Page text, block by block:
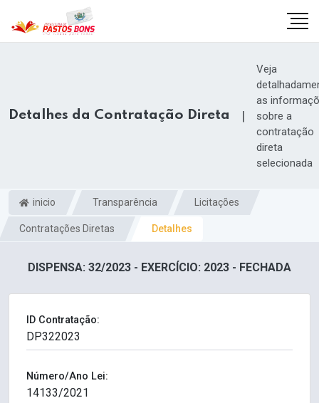
Detalhes da Contratação Direta |
Veja
as
sobre a
contratação
direta
selecionada
inicio Transparência Licitações
Contratações Diretas Detalhes
DISPENSA: 32/2023 - EXERCÍCIO: 2023 - FECHADA
ID Contratação:
Número/Ano Lei: